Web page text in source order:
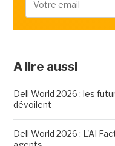
A lire aussi
Dell World 2026 : les
dévoilent
Dell World 2026 : L'AI